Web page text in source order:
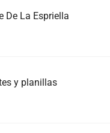
De La Espriella
y planillas